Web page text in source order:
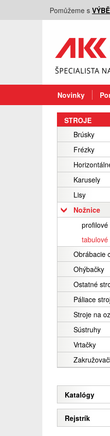
Pomůžeme s
Novinky
STROJE
Brúsky
Frézky
Karusely
Lisy
Nožnice
profilové
tabulové
Obrábacie
Ohýbačky
Ostatné
Páliace
Stroje na
Sústruhy
Vrtačky
Katalógy
Rejstrík